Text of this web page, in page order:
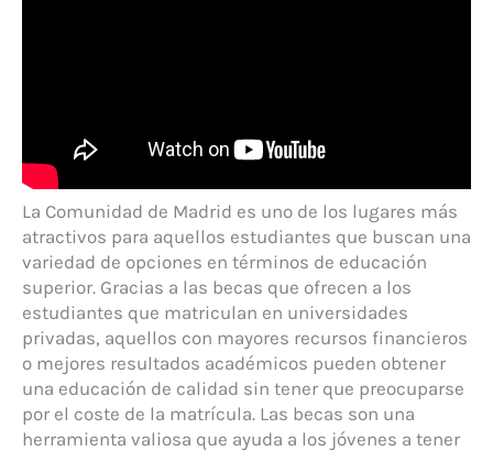
La Comunidad de Madrid es uno de los lugares más
atractivos para aquellos estudiantes que buscan una
variedad de opciones en términos de educación
superior. Gracias a las becas que ofrecen a los
estudiantes que matriculan en universidades
privadas, aquellos con mayores recursos financieros
o mejores resultados académicos pueden obtener
una educación de calidad sin tener que preocuparse
por el coste de la matrícula. Las becas son una
herramienta valiosa que ayuda a los jóvenes a tener